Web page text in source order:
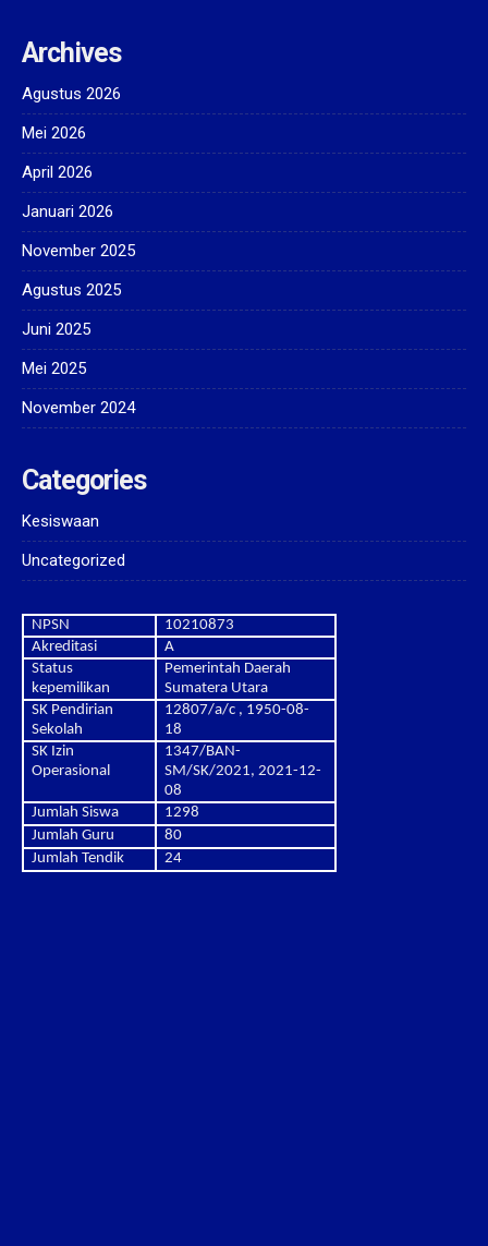
Archives
Agustus 2026
Mei 2026
April 2026
Januari 2026
November 2025
Agustus 2025
Juni 2025
Mei 2025
November 2024
Categories
Kesiswaan
Uncategorized
NPSN
10210873
Akreditasi
A
Status
kepemilikan
Pemerintah Daerah
Sumatera Utara
SK Pendirian
Sekolah
12807/a/c , 1950-08-
18
SK Izin
Operasional
1347/BAN-
SM/SK/2021, 2021-12-
08
Jumlah Siswa
1298
Jumlah Guru
80
Jumlah Tendik
24